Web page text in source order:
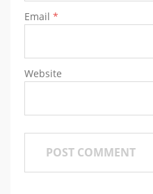
Email *
Website